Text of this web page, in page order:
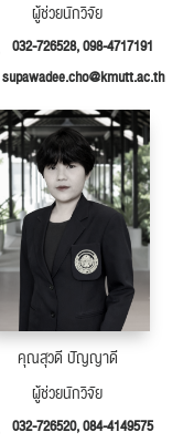
ผู้ช่วยนักวิจัย
032-726528, 098-4717191
supawadee.cho@kmutt.ac.th
คุณสุวดี ปัญญาดี
ผู้ช่วยนักวิจัย
032-726520, 084-4149575